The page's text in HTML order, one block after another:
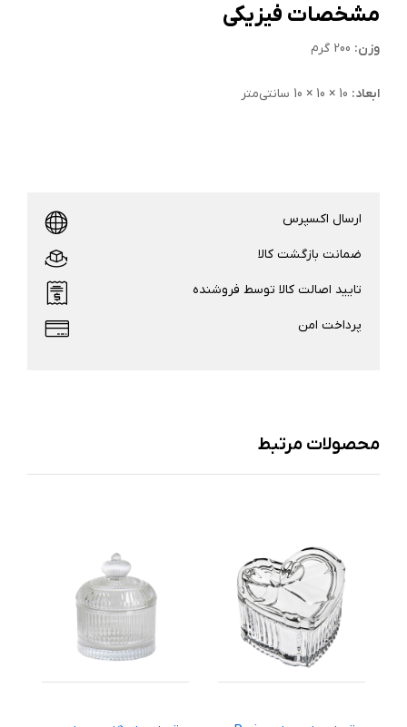
مشخصات فیزیکی
وزن:
ابعاد:
ارسال اکسپرس
ضمانت بازگشت کالا
تایید اصالت کالا توسط فروشنده
پرداخت امن
محصولات مرتبط